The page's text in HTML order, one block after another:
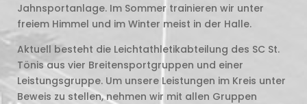
Jahnsportanlage. Im Sommer trainieren wir unter
freiem Himmel und im Winter meist in der Halle.
Aktuell besteht die Leichtathletikabteilung des SC St.
Tönis aus vier Breitensportgruppen und einer
Leistungsgruppe. Um unsere Leistungen im Kreis unter
Beweis zu stellen, nehmen wir mit allen Gruppen